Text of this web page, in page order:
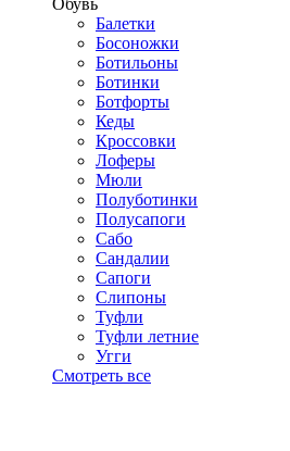
Обувь
Балетки
Босоножки
Ботильоны
Ботинки
Ботфорты
Кеды
Кроссовки
Лоферы
Мюли
Полуботинки
Полусапоги
Сабо
Сандалии
Сапоги
Слипоны
Туфли
Туфли летние
Угги
Смотреть все